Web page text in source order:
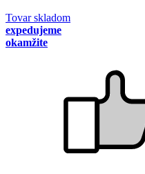
Tovar skladom
expedujeme
okamžite